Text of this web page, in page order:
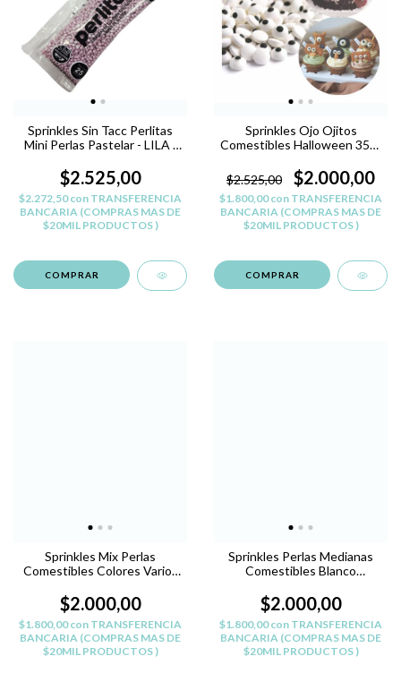
Sprinkles Sin Tacc Perlitas
Mini Perlas Pastelar - LILA -
$2.525,00
$2.272,50con TRANSFERENCIA
BANCARIA (COMPRAS MAS DE
$20MIL PRODUCTOS )
Sprinkles Ojo Ojitos
Comestibles Halloween 35gr
$2.525,00
$2.000,00
$1.800,00con TRANSFERENCIA
BANCARIA (COMPRAS MAS DE
$20MIL PRODUCTOS )
Sprinkles Mix Perlas
Comestibles Colores Varios
$2.000,00
$1.800,00con TRANSFERENCIA
BANCARIA (COMPRAS MAS DE
$20MIL PRODUCTOS )
Sprinkles Perlas Medianas
Comestibles Blanco
$2.000,00
$1.800,00con TRANSFERENCIA
BANCARIA (COMPRAS MAS DE
$20MIL PRODUCTOS )